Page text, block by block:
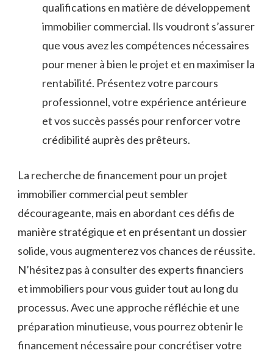
qualifications ‍en matière ⁤de développement
immobilier commercial. ⁤Ils voudront s’assurer
que vous avez les compétences⁤ nécessaires
pour mener​ à⁤ bien le ⁤projet ‍et en maximiser la
rentabilité. Présentez votre parcours
professionnel, votre ⁣expérience antérieure​
et ‍vos succès passés pour ⁢renforcer votre
crédibilité ⁤auprès ​des‌ prêteurs.
La recherche de financement pour un ⁢projet
‌immobilier commercial peut sembler
décourageante, mais en abordant ces défis ⁢de
manière‌ stratégique⁤ et en présentant⁤ un⁢ dossier⁣
solide, vous ⁢augmenterez vos chances‌ de réussite.
N’hésitez pas à consulter des experts financiers‍
et immobiliers pour vous guider tout au long​ du⁤
processus. Avec une approche⁣ réfléchie et une ​
préparation minutieuse,⁢ vous pourrez obtenir ‍le
financement nécessaire ‌pour concrétiser votre